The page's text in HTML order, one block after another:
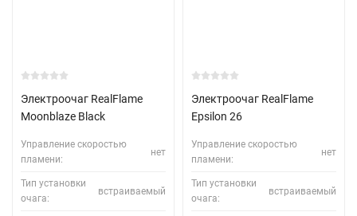
Электроочаг RealFlame
Moonblaze Black
Управление скоростью
пламени:
нет
Тип установки
очага:
встраиваемый
Электроочаг RealFlame
Epsilon 26
Управление скоростью
пламени:
нет
Тип установки
очага:
встраиваемый